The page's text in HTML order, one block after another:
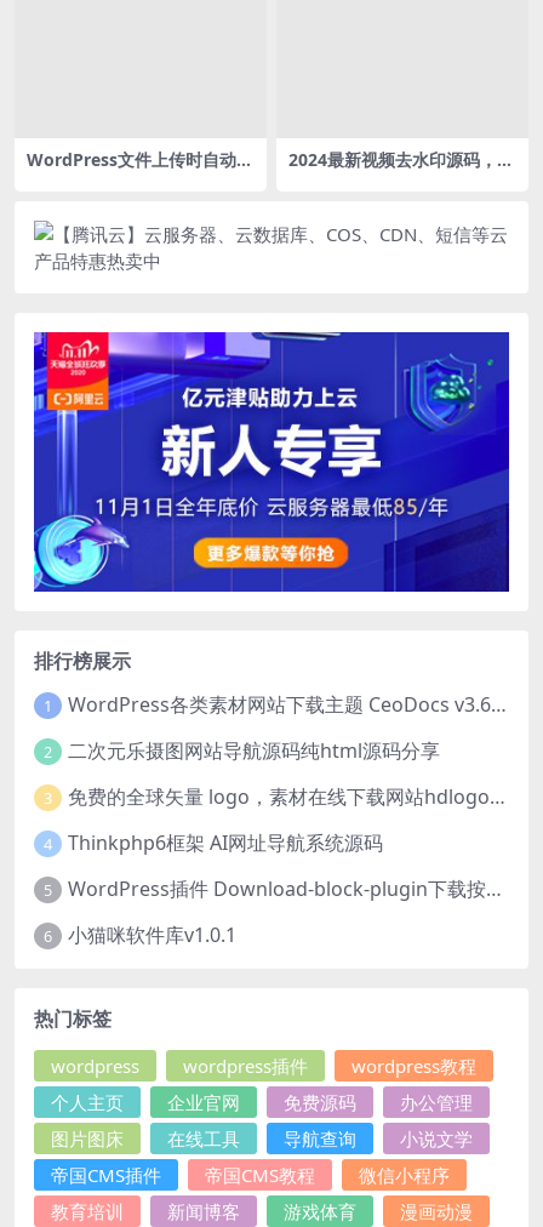
WordPress文件上传时自动重
2024最新视频去水印源码，如
排行榜展示
1 WordPress各类素材网站下载主题 CeoDocs v3.6 去授权版
2 二次元乐摄图网站导航源码纯html源码分享
3 免费的全球矢量 logo，素材在线下载网站hdlogo.com
4 Thinkphp6框架 AI网址导航系统源码
5 WordPress插件 Download-block-plugin下载按钮图标美化
6 小猫咪软件库v1.0.1
热门标签
wordpress wordpress插件
wordpress教程
个人主页
企业官网 免费源码
办公管理
图片图床
在线工具 导航查询
小说文学
帝国CMS插件
帝国CMS教程
微信小程序
教育培训
新闻博客 游戏体育 漫画动漫